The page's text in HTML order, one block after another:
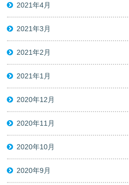
2021年4月
2021年3月
2021年2月
2021年1月
2020年12月
2020年11月
2020年10月
2020年9月